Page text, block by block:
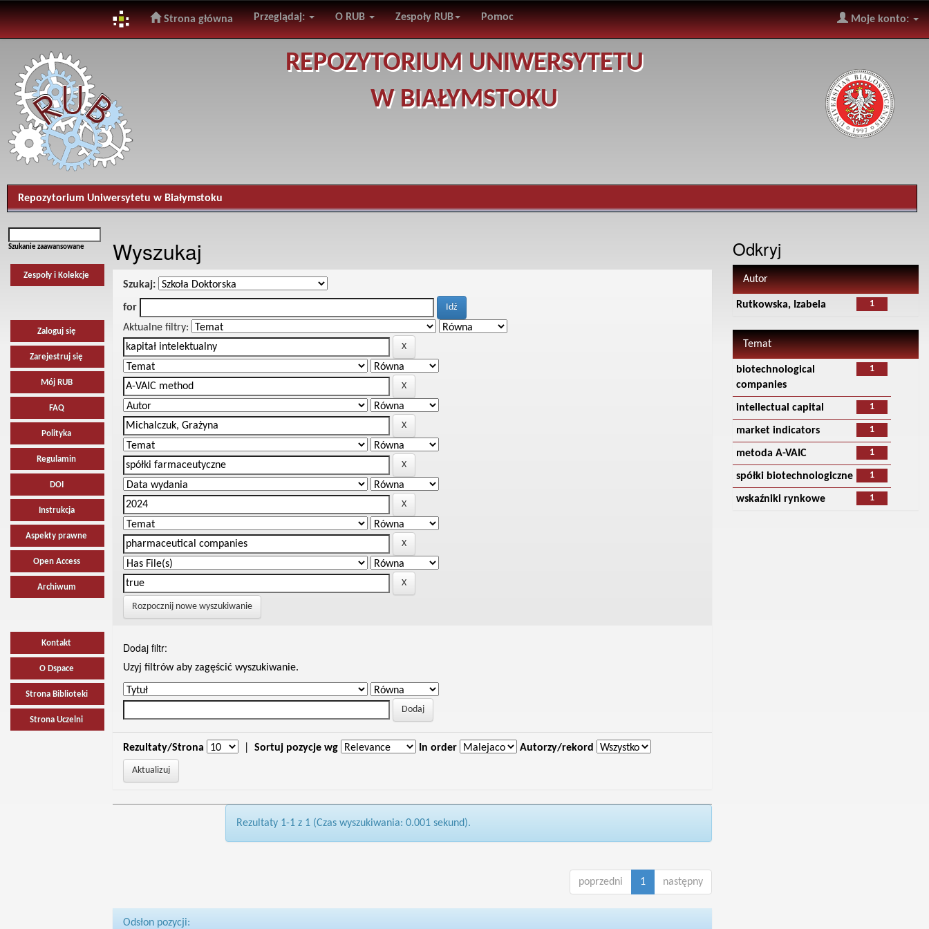
navigation
Strona główna Przeglądaj: O RUB Zespoły RUB Pomoc Moje konto:
REPOZYTORIUM UNIWERSYTETU
W BIAŁYMSTOKU
Repozytorium Uniwersytetu w Białymstoku
Szukanie zaawansowane
Zespoły i Kolekcje
Zaloguj się
Zarejestruj się
Mój RUB
FAQ
Polityka
Regulamin
DOI
Instrukcja
Aspekty prawne
Open Access
Archiwum
Kontakt
O Dspace
Strona Biblioteki
Strona Uczelni
Wyszukaj
Szukaj:
for
Aktualne filtry:
Rozpocznij nowe wyszukiwanie
Dodaj filtr:
Uzyj filtrów aby zagęścić wyszukiwanie.
Rezultaty/Strona Sortuj pozycje wg In order Autorzy/rekord
Rezultaty 1-1 z 1 (Czas wyszukiwania: 0.001 sekund).
poprzedni 1 następny
Odsłon pozycji:
Odkryj
Autor
1
Rutkowska, Izabela
Temat
1
biotechnological
companies
1
intellectual capital
1
market indicators
1
metoda A-VAIC
1
spółki biotechnologiczne
1
wskaźniki rynkowe